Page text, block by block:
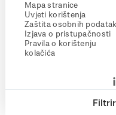
Mapa stranice
Uvjeti korištenja
Zaštita osobnih
Izjava o pristupačnosti
Pravila o korištenju
kolačića